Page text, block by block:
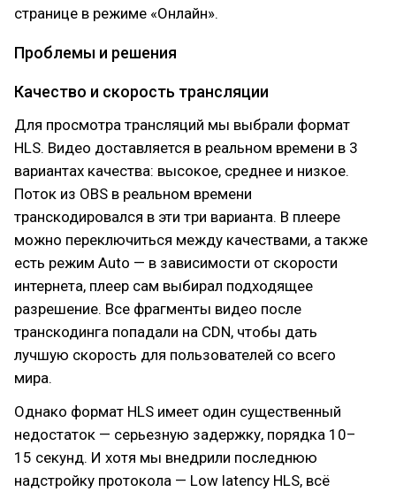
странице в режиме «Онлайн».
Проблемы и решения
Качество и скорость трансляции
Для просмотра трансляций мы выбрали формат
HLS. Видео доставляется в реальном времени в 3
вариантах качества: высокое, среднее и низкое.
Поток из OBS в реальном времени
транскодировался в эти три варианта. В плеере
можно переключиться между качествами, а также
есть режим Auto — в зависимости от скорости
интернета, плеер сам выбирал подходящее
разрешение. Все фрагменты видео после
транскодинга попадали на CDN, чтобы дать
лучшую скорость для пользователей со всего
мира.
Однако формат HLS имеет один существенный
недостаток — серьезную задержку, порядка 10–
15 секунд. И хотя мы внедрили последнюю
надстройку протокола — Low latency HLS, всё